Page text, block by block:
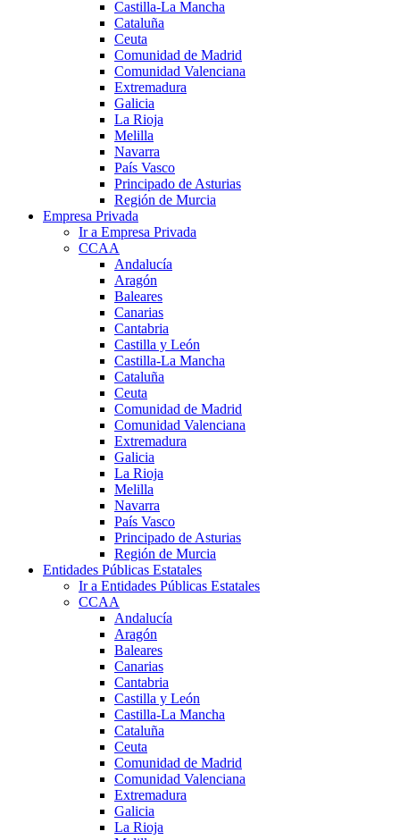
Castilla-La Mancha
Cataluña
Ceuta
Comunidad de Madrid
Comunidad Valenciana
Extremadura
Galicia
La Rioja
Melilla
Navarra
País Vasco
Principado de Asturias
Región de Murcia
Empresa Privada
Ir a Empresa Privada
CCAA
Andalucía
Aragón
Baleares
Canarias
Cantabria
Castilla y León
Castilla-La Mancha
Cataluña
Ceuta
Comunidad de Madrid
Comunidad Valenciana
Extremadura
Galicia
La Rioja
Melilla
Navarra
País Vasco
Principado de Asturias
Región de Murcia
Entidades Públicas Estatales
Ir a Entidades Públicas Estatales
CCAA
Andalucía
Aragón
Baleares
Canarias
Cantabria
Castilla y León
Castilla-La Mancha
Cataluña
Ceuta
Comunidad de Madrid
Comunidad Valenciana
Extremadura
Galicia
La Rioja